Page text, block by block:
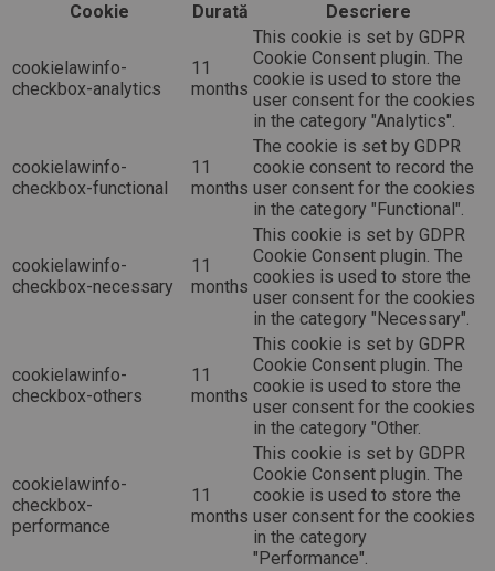
Cookie
Durată Descriere
cookielawinfo-
checkbox-analytics
11
months
This cookie is set by GDPR
Cookie Consent plugin. The
cookie is used to store the
user consent for the cookies
in the category "Analytics".
cookielawinfo-
checkbox-functional
11
months
The cookie is set by GDPR
cookie consent to record the
user consent for the cookies
in the category "Functional".
cookielawinfo-
checkbox-necessary
11
months
This cookie is set by GDPR
Cookie Consent plugin. The
cookies is used to store the
user consent for the cookies
in the category "Necessary".
cookielawinfo-
checkbox-others
11
months
This cookie is set by GDPR
Cookie Consent plugin. The
cookie is used to store the
user consent for the cookies
in the category "Other.
cookielawinfo-
checkbox-
performance
11
months
This cookie is set by GDPR
Cookie Consent plugin. The
cookie is used to store the
user consent for the cookies
in the category
"Performance".